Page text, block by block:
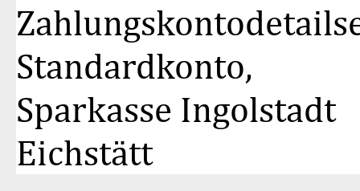
auf
100%
Standardkonto,
Sparkasse Ingolstadt
Eichstätt